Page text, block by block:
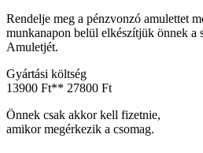
Rendelje meg a pénzvonzó amulettet
munkanapon belül elkészítjük önnek a
Amuletjét.
Gyártási költség
13900 Ft** 27800 Ft
Önnek csak akkor kell fizetnie,
amikor megérkezik a csomag.